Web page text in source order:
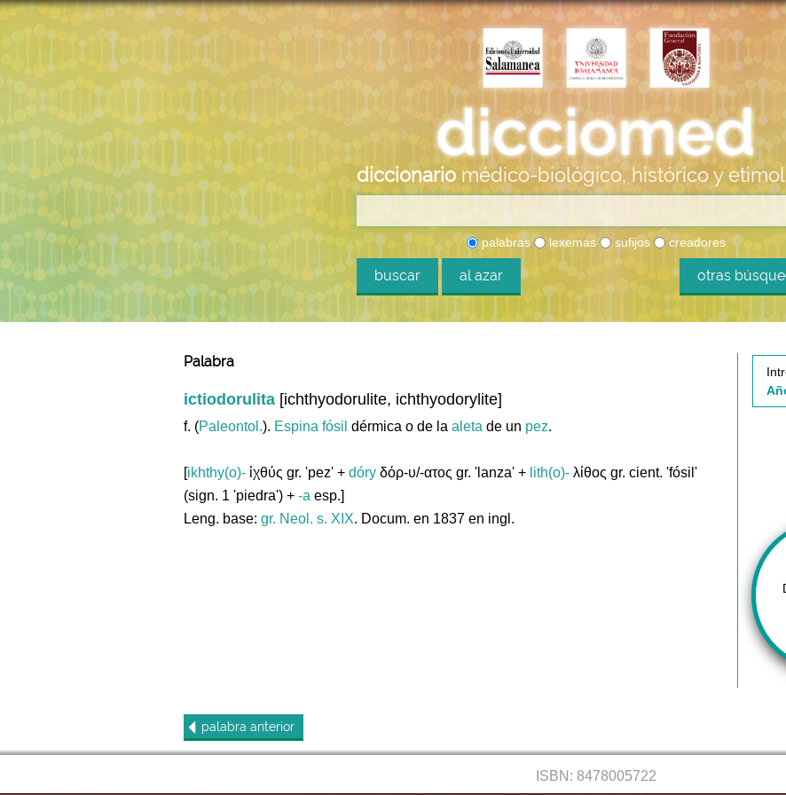
diccionario médico-biológico, histórico y
palabras lexemas sufijos creadores
buscar al azar otras
Palabra
ictiodorulita [ichthyodorulite, ichthyodorylite]
f. (Paleontol.). Espina fósil dérmica o de la aleta de un pez.
[ikhthy(o)- ἰχθύς gr. 'pez' + dóry δόρ-υ/-ατος gr. 'lanza' + lith(o)- λίθος gr. cient. 'fósil'
(sign. 1 'piedra') + -a esp.]
Leng. base: gr. Neol. s. XIX. Docum. en 1837 en ingl.
palabra anterior
ISBN: 8478005722